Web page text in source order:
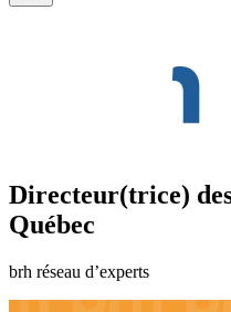
Directeur(trice)
Québec
brh réseau d’experts